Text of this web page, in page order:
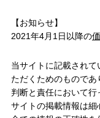
【お知らせ】
2021年4月1日以降の
当サイトに記載され
ただくためのもので
判断と責任において
サイトの掲載情報は